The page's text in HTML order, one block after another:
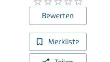
Bewerten
Merkliste